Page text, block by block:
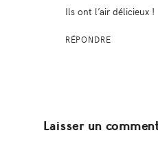
Ils ont l’air délicieux !
RÉPONDRE
Laisser un